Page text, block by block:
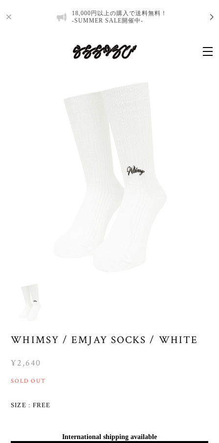
18,000円以上の購入で送料無料！
-SUMMER SALE開催中-
WHIMSY / EMJAY SOCKS / WHITE
¥2,640
SOLD OUT
SIZE : FREE
International shipping available